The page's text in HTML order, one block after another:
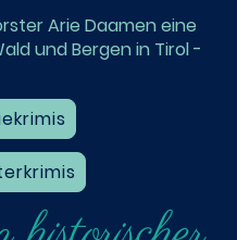
Arie Daamen eine
und Bergen in Tirol -